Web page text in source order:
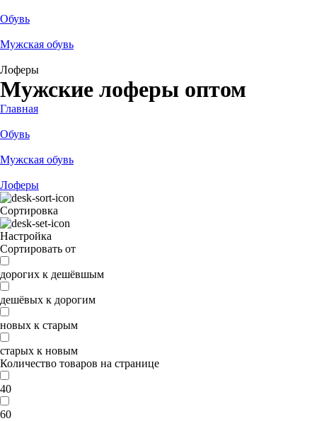
Обувь
Мужская обувь
Лоферы
Мужские лоферы оптом
Главная
Обувь
Мужская обувь
Лоферы
Сортировка
Настройка
Сортировать от
дорогих к дешёвшым
дешёвых к дорогим
новых к старым
старых к новым
Количество товаров на странице
40
60